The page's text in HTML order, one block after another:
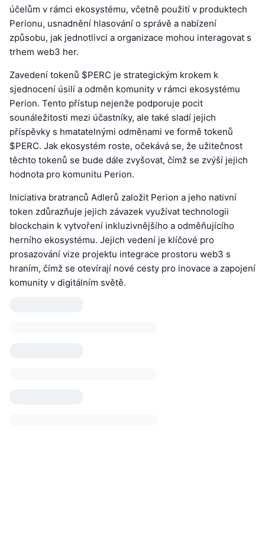
účelům v rámci ekosystému, včetně použití v produktech
Perionu, usnadnění hlasování o správě a nabízení
způsobu, jak jednotlivci a organizace mohou interagovat s
trhem web3 her.
Zavedení tokenů $PERC je strategickým krokem k
sjednocení úsilí a odměn komunity v rámci ekosystému
Perion. Tento přístup nejenže podporuje pocit
sounáležitosti mezi účastníky, ale také sladí jejich
příspěvky s hmatatelnými odměnami ve formě tokenů
$PERC. Jak ekosystém roste, očekává se, že užitečnost
těchto tokenů se bude dále zvyšovat, čímž se zvýší jejich
hodnota pro komunitu Perion.
Iniciativa bratranců Adlerů založit Perion a jeho nativní
token zdůrazňuje jejich závazek využívat technologii
blockchain k vytvoření inkluzivnějšího a odměňujícího
herního ekosystému. Jejich vedení je klíčové pro
prosazování vize projektu integrace prostoru web3 s
hraním, čímž se otevírají nové cesty pro inovace a zapojení
komunity v digitálním světě.